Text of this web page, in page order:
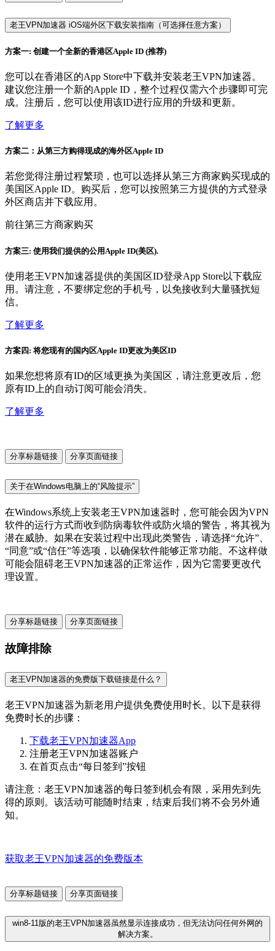
老王VPN加速器 iOS端外区下载安装指南（可选择任意方案）
方案一: 创建一个全新的香港区Apple ID (推荐)
您可以在香港区的App Store中下载并安装老王VPN加速器。
建议您注册一个新的Apple ID，整个过程仅需六个步骤即可完
成。注册后，您可以使用该ID进行应用的升级和更新。
了解更多
方案二：从第三方购得现成的海外区Apple ID
若您觉得注册过程繁琐，也可以选择从第三方商家购买现成的
美国区Apple ID。购买后，您可以按照第三方提供的方式登录
外区商店并下载应用。
前往第三方商家购买
方案三: 使用我们提供的公用Apple ID(美区).
使用老王VPN加速器提供的美国区ID登录App Store以下载应
用。请注意，不要绑定您的手机号，以免接收到大量骚扰短
信。
了解更多
方案四: 将您现有的国内区Apple ID更改为美区ID
如果您想将原有ID的区域更换为美国区，请注意更改后，您
原有ID上的自动订阅可能会消失。
了解更多
分享标题链接 分享页面链接
关于在Windows电脑上的“风险提示”
在Windows系统上安装老王VPN加速器时，您可能会因为VPN
软件的运行方式而收到防病毒软件或防火墙的警告，将其视为
潜在威胁。如果在安装过程中出现此类警告，请选择“允许”、
“同意”或“信任”等选项，以确保软件能够正常功能。不这样做
可能会阻碍老王VPN加速器的正常运作，因为它需要更改代
理设置。
分享标题链接 分享页面链接
故障排除
老王VPN加速器的免费版下载链接是什么？
老王VPN加速器为新老用户提供免费使用时长。以下是获得
免费时长的步骤：
下载老王VPN加速器App
注册老王VPN加速器账户
在首页点击“每日签到”按钮
请注意：老王VPN加速器的每日签到机会有限，采用先到先
得的原则。该活动可能随时结束，结束后我们将不会另外通
知。
获取老王VPN加速器的免费版本
分享标题链接 分享页面链接
win8-11版的老王VPN加速器虽然显示连接成功，但无法访问任何外网的
解决方案。